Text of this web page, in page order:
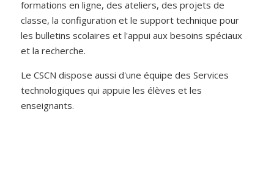
formations en ligne, des ateliers, des projets de
classe, la configuration et le support technique pour
les bulletins scolaires et l'appui aux besoins spéciaux
et la recherche.
Le CSCN dispose aussi d'une équipe des Services
technologiques qui appuie les élèves et les
enseignants.